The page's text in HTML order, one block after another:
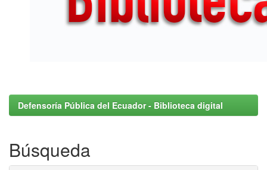
Defensoría Pública del Ecuador - Biblioteca digital
Búsqueda